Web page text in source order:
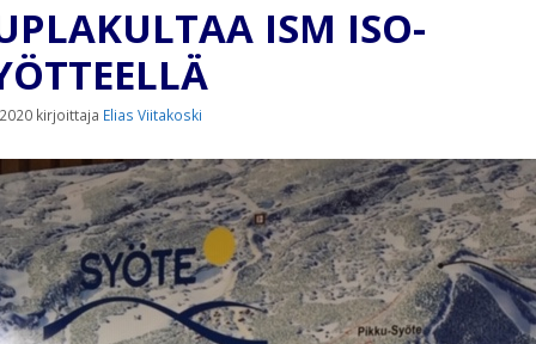
ISM ISO-
kirjoittaja Elias Viitakoski